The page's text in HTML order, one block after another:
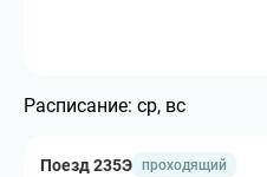
Расписание: ср, вс
Поезд 235Э проходящий